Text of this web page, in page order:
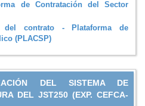
de Contratación del Sector
del contrato - Plataforma de
(PLACSP)
DEL SISTEMA DE
DEL JST250 (EXP. CEFCA-